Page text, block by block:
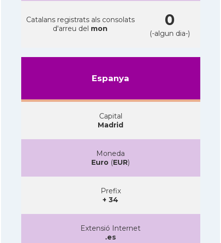
Catalans registrats als consolats
d'arreu del mon 0
(-algun dia-)
Espanya
Capital
Madrid
Moneda
Euro (EUR)
Prefix
+ 34
Extensió Internet
.es